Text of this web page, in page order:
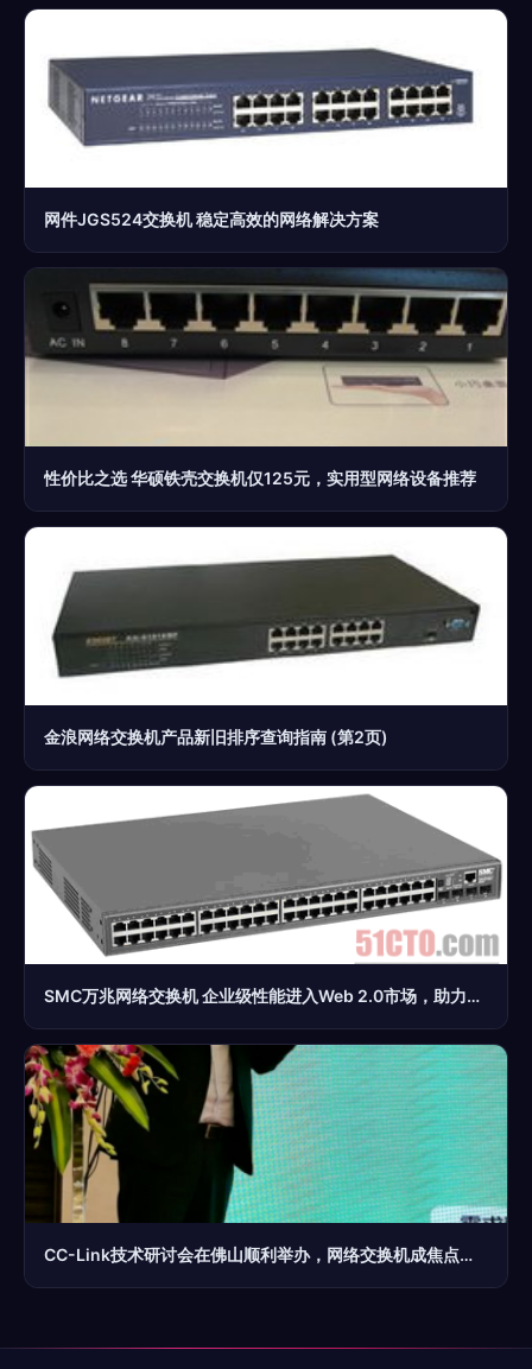
网件JGS524交换机 稳定高效的网络解决方案
性价比之选 华硕铁壳交换机仅125元，实用型网络设备推荐
金浪网络交换机产品新旧排序查询指南 (第2页)
SMC万兆网络交换机 企业级性能进入Web 2.0市场，助力高效网络架构升级
CC-Link技术研讨会在佛山顺利举办，网络交换机成焦点议题